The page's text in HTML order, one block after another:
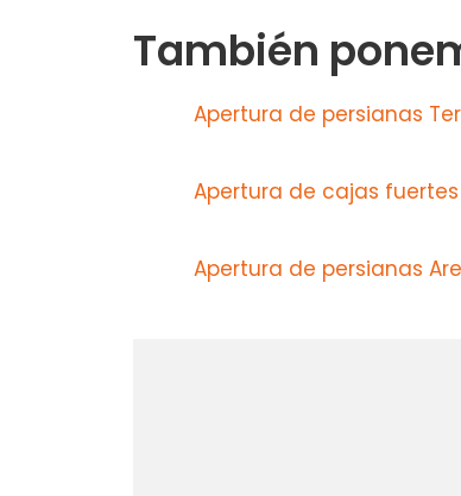
También
Apertura de persianas
Apertura de cajas
Apertura de persianas